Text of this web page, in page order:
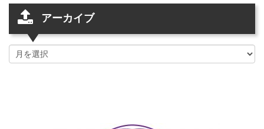
アーカイブ